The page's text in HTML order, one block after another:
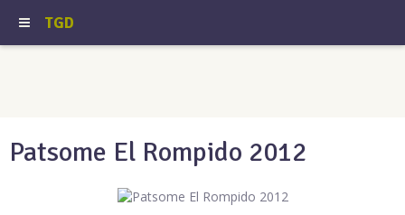
TGD
Patsome El Rompido 2012